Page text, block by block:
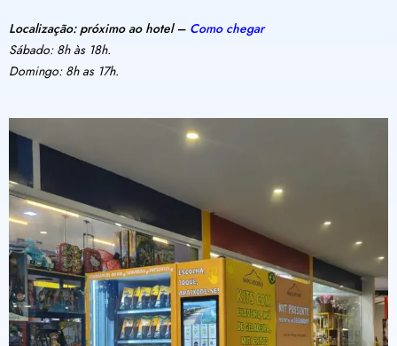
Localização: próximo ao hotel – Como chegar
Sábado: 8h às 18h.
Domingo: 8h as 17h.